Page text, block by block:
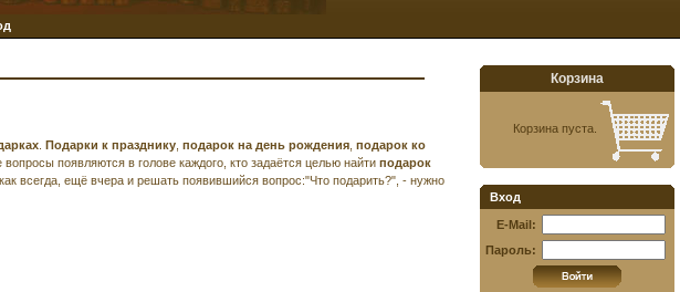
Подарки к празднику подарок на день рождения подарок ко
вопросы появляются в голове каждого, кто задаётся целью найти подарок
всегда, ещё вчера и решать появившийся вопрос:"Что подарить?", - нужно
Корзина
Корзина пуста.
Вход
E-Mail:
Пароль: